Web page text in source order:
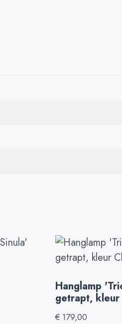
Hanglamp
getrapt, kleur
€179,00